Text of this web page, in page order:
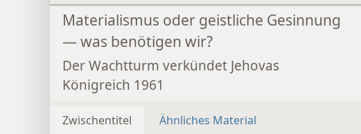
Materialismus oder geistliche Gesinnung
— was benötigen wir?
Der Wachtturm verkündet Jehovas
Königreich 1961
Zwischentitel Ähnliches Material